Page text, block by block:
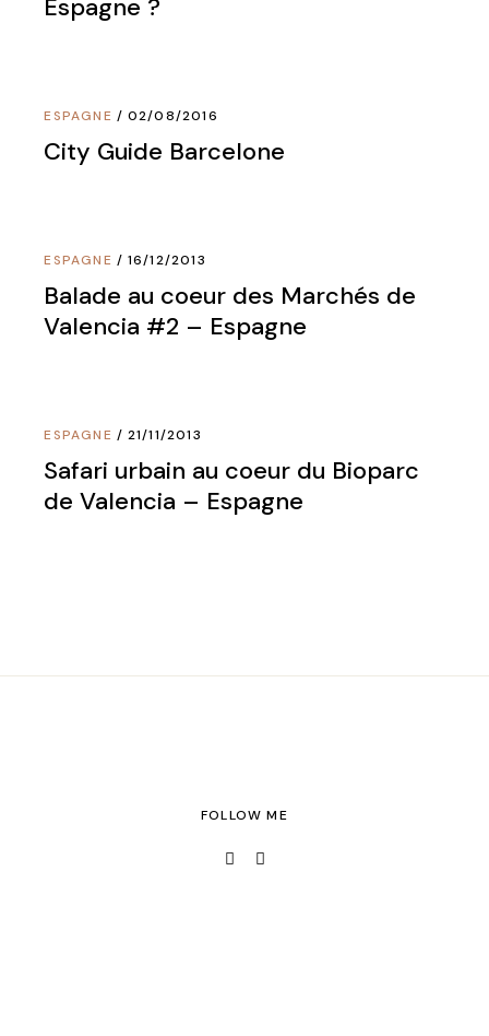
Espagne ?
ESPAGNE 02/08/2016
City Guide Barcelone
ESPAGNE 16/12/2013
Balade au coeur des Marchés de
Valencia #2 – Espagne
ESPAGNE 21/11/2013
Safari urbain au coeur du Bioparc
de Valencia – Espagne
FOLLOW ME